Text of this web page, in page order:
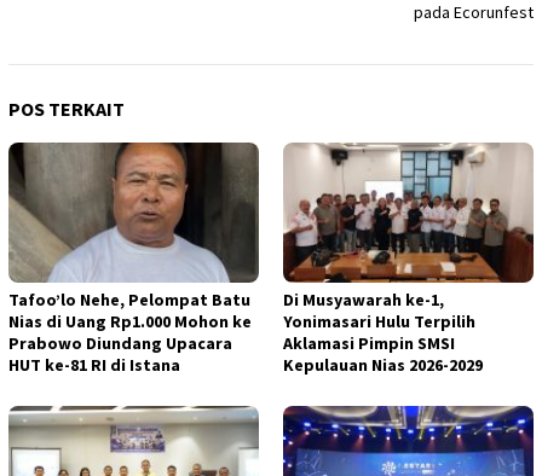
pada Ecorunfest
POS TERKAIT
Tafoo’lo Nehe, Pelompat Batu
Nias di Uang Rp1.000 Mohon ke
Prabowo Diundang Upacara
HUT ke-81 RI di Istana
Di Musyawarah ke-1,
Yonimasari Hulu Terpilih
Aklamasi Pimpin SMSI
Kepulauan Nias 2026-2029